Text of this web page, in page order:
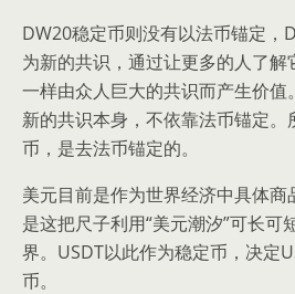
DW20稳定币则没有以法币锚定，
为新的共识，通过让更多的人了
一样由众人巨大的共识而产生价值
新的共识本身，不依靠法币锚定
币，是去法币锚定的。
美元目前是作为世界经济中具体商
是这把尺子利用“美元潮汐”可长可
界。USDT以此作为稳定币，决定
币。